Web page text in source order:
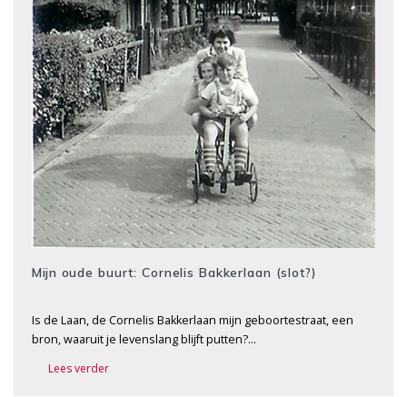
Mijn oude buurt: Cornelis Bakkerlaan (slot?)
Is de Laan, de Cornelis Bakkerlaan mijn geboortestraat, een
bron, waaruit je levenslang blijft putten?…
Lees verder